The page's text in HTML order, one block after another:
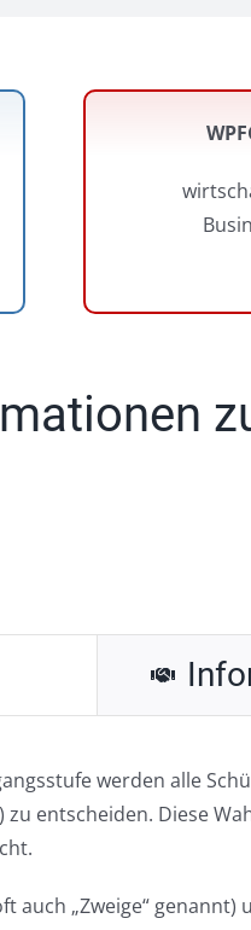
werden alle
zu entscheiden. Diese
auch „Zweige“